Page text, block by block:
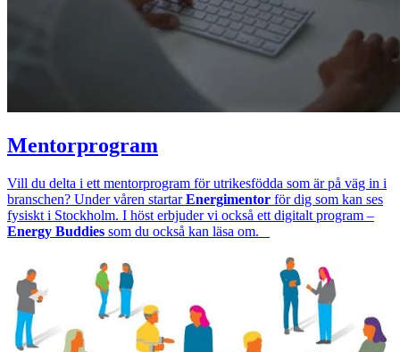
Mentorprogram
Vill du delta i ett mentorprogram för utrikesfödda som är på väg in i
branschen? Under våren startarEnergimentor för dig som kan ses
fysiskt i Stockholm. I höst erbjuder vi också ett digitalt program –
Energy Buddies som du också kan läsa om.